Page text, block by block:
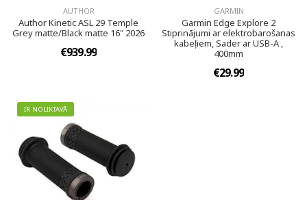
AUTHOR
Author Kinetic ASL 29 Temple
Grey matte/Black matte 16" 2026
€939.99
GARMIN
Garmin Edge Explore 2
Stiprinājumi ar elektrobarošanas
kabeļiem, Sader ar USB-A ,
400mm
€29.99
IR NOLIKTAVĀ